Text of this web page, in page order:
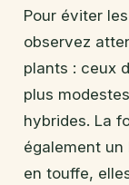
Pour éviter
observez
plants : ceux
plus
hybrides. La
également
en touffe,